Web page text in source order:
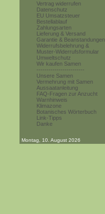
Vertrag widerrufen
Datenschutz
EU Umsatzsteuer
Bestellablauf
Zahlungsarten
Lieferung & Versand
Garantie & Beanstandungen
Widerrufsbelehrung &
Muster-Widerrufsformular
Umweltschutz
Wir kaufen Samen
------------------------
Unsere Samen
Vermehrung mit Samen
Aussaatanleitung
FAQ-Fragen zur Anzucht
Warnhinweis
Klimazone
Botanisches Wörterbuch
Link-Tipps
Danke
Montag, 10. August 2026